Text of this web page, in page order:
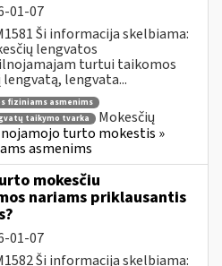
01-07
Ši informacija skelbiama:
lengvatos
turtui taikomos
lengvata...
fiziniams asmenims
taikymo tvarka
Mokesčių
turto mokestis »
asmenims
mokesčiu
nariams priklausantis
01-07
Ši informacija skelbiama: